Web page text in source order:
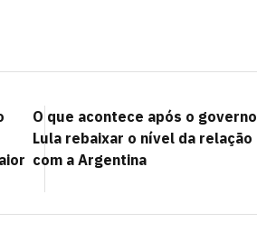
O que acontece após o governo
Lula rebaixar o nível da relação
com a Argentina